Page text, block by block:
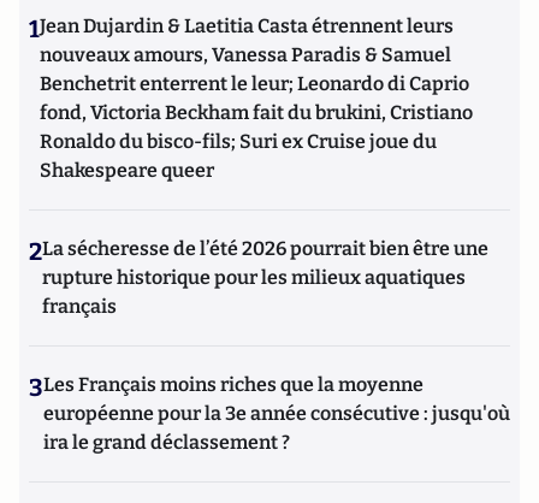
1Jean Dujardin & Laetitia Casta étrennent leurs
nouveaux amours, Vanessa Paradis & Samuel
Benchetrit enterrent le leur; Leonardo di Caprio
fond, Victoria Beckham fait du brukini, Cristiano
Ronaldo du bisco-fils; Suri ex Cruise joue du
Shakespeare queer
2La sécheresse de l’été 2026 pourrait bien être une
rupture historique pour les milieux aquatiques
français
3Les Français moins riches que la moyenne
européenne pour la 3e année consécutive : jusqu'où
ira le grand déclassement ?